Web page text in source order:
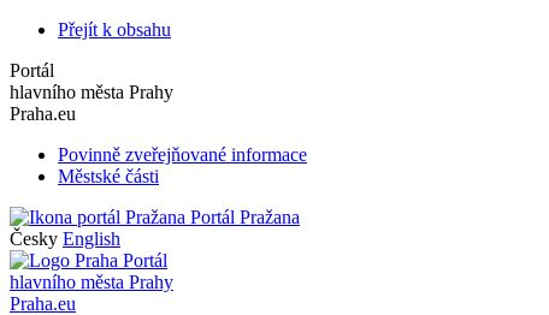
Přejít k obsahu
Portál
hlavního města Prahy
Praha.eu
Povinně zveřejňované informace
Městské části
Portál Pražana
Česky English
Portál
hlavního města Prahy
Praha.eu